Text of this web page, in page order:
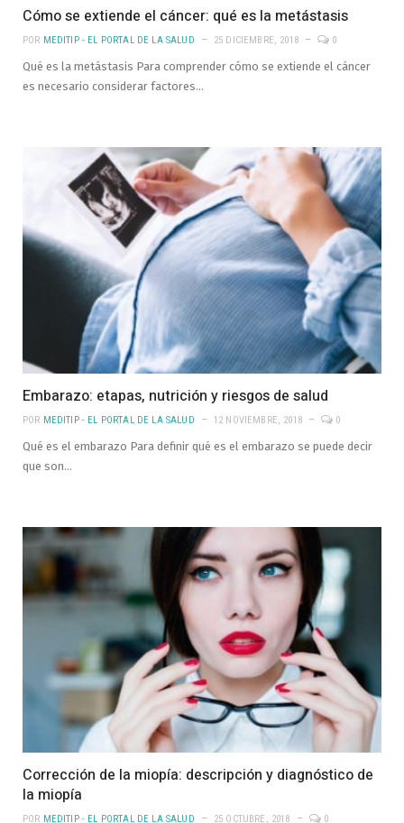
Cómo se extiende el cáncer: qué es la metástasis
POR MEDITIP - EL PORTAL DE LA SALUD 25 DICIEMBRE, 2018 0
Qué es la metástasis Para comprender cómo se extiende el cáncer
es necesario considerar factores…
Embarazo: etapas, nutrición y riesgos de salud
POR MEDITIP - EL PORTAL DE LA SALUD 12 NOVIEMBRE, 2018 0
Qué es el embarazo Para definir qué es el embarazo se puede decir
que son…
Corrección de la miopía: descripción y diagnóstico de
la miopía
POR MEDITIP - EL PORTAL DE LA SALUD 25 OCTUBRE, 2018 0